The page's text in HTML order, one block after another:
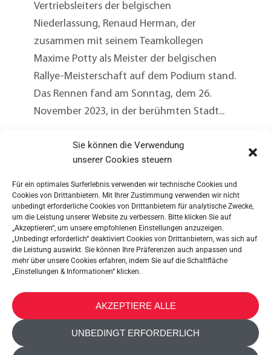
Sie können die Verwendung
unserer Cookies steuern
Für ein optimales Surferlebnis verwenden wir technische Cookies und
Cookies von Drittanbietern. Mit Ihrer Zustimmung verwenden wir nicht
unbedingt erforderliche Cookies von Drittanbietern für analytische Zwecke,
um die Leistung unserer Website zu verbessern. Bitte klicken Sie auf
„Akzeptieren“, um unsere empfohlenen Einstellungen anzuzeigen.
„Unbedingt erforderlich“ deaktiviert Cookies von Drittanbietern, was sich auf
die Leistung auswirkt. Sie können Ihre Präferenzen auch anpassen und
mehr über unsere Cookies erfahren, indem Sie auf die Schaltfläche
„Einstellungen & Informationen“ klicken.
AKZEPTIERE ALLE
UNBEDINGT ERFORDERLICH
Vertriebsleiters der belgischen
Niederlassung, Renaud Herman, der
zusammen mit seinem Teamkollegen
Maxime Potty als Meister der belgischen
Rallye-Meisterschaft auf dem Podium stand.
Das Rennen fand am Sonntag, dem 26.
November 2023, in der berühmten Stadt...
WEITERLESEN
METALTEX SA © 2023 Powered by Ticyweb